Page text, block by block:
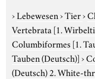
›Lebewesen›Tier›
Vertebrata [1.
Columbiformes [1.
Tauben (Deutsch)]›
(Deutsch) 2. White-